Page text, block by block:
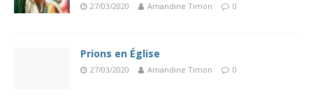
27/03/2020 Amandine Timon 0
Prions en Église
27/03/2020 Amandine Timon 0